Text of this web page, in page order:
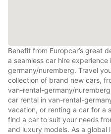
Benefit from Europcar’s great
a seamless car hire
germany/nuremberg. Travel
collection of brand new cars,
van-rental-germany/
car rental in van-rental-
vacation, or renting a car for a
find a car to suit your needs
and luxury models. As a global